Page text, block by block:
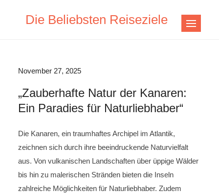
Die Beliebsten Reiseziele
November 27, 2025
„Zauberhafte Natur der Kanaren:
Ein Paradies für Naturliebhaber“
Die Kanaren, ein traumhaftes Archipel im Atlantik,
zeichnen sich durch ihre beeindruckende Naturvielfalt
aus. Von vulkanischen Landschaften über üppige Wälder
bis hin zu malerischen Stränden bieten die Inseln
zahlreiche Möglichkeiten für Naturliebhaber. Zudem